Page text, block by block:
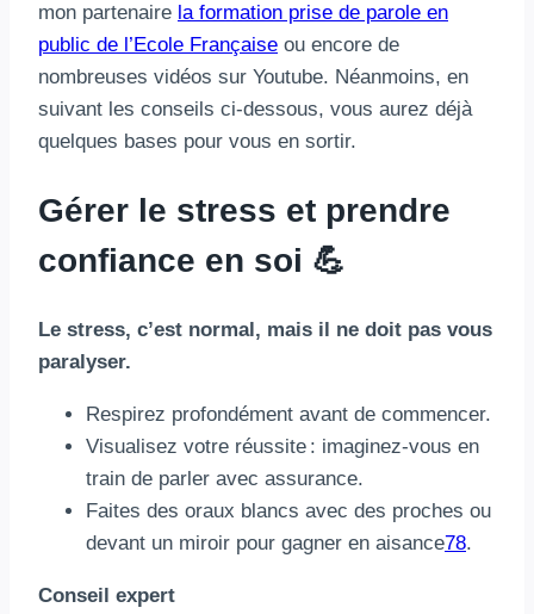
mon partenaire la formation prise de parole en
public de l’Ecole Française ou encore de
nombreuses vidéos sur Youtube. Néanmoins, en
suivant les conseils ci-dessous, vous aurez déjà
quelques bases pour vous en sortir.
Gérer le stress et prendre
confiance en soi 💪
Le stress, c’est normal, mais il ne doit pas vous
paralyser.
Respirez profondément avant de commencer.
Visualisez votre réussite : imaginez-vous en
train de parler avec assurance.
Faites des oraux blancs avec des proches ou
devant un miroir pour gagner en aisance78.
Conseil expert